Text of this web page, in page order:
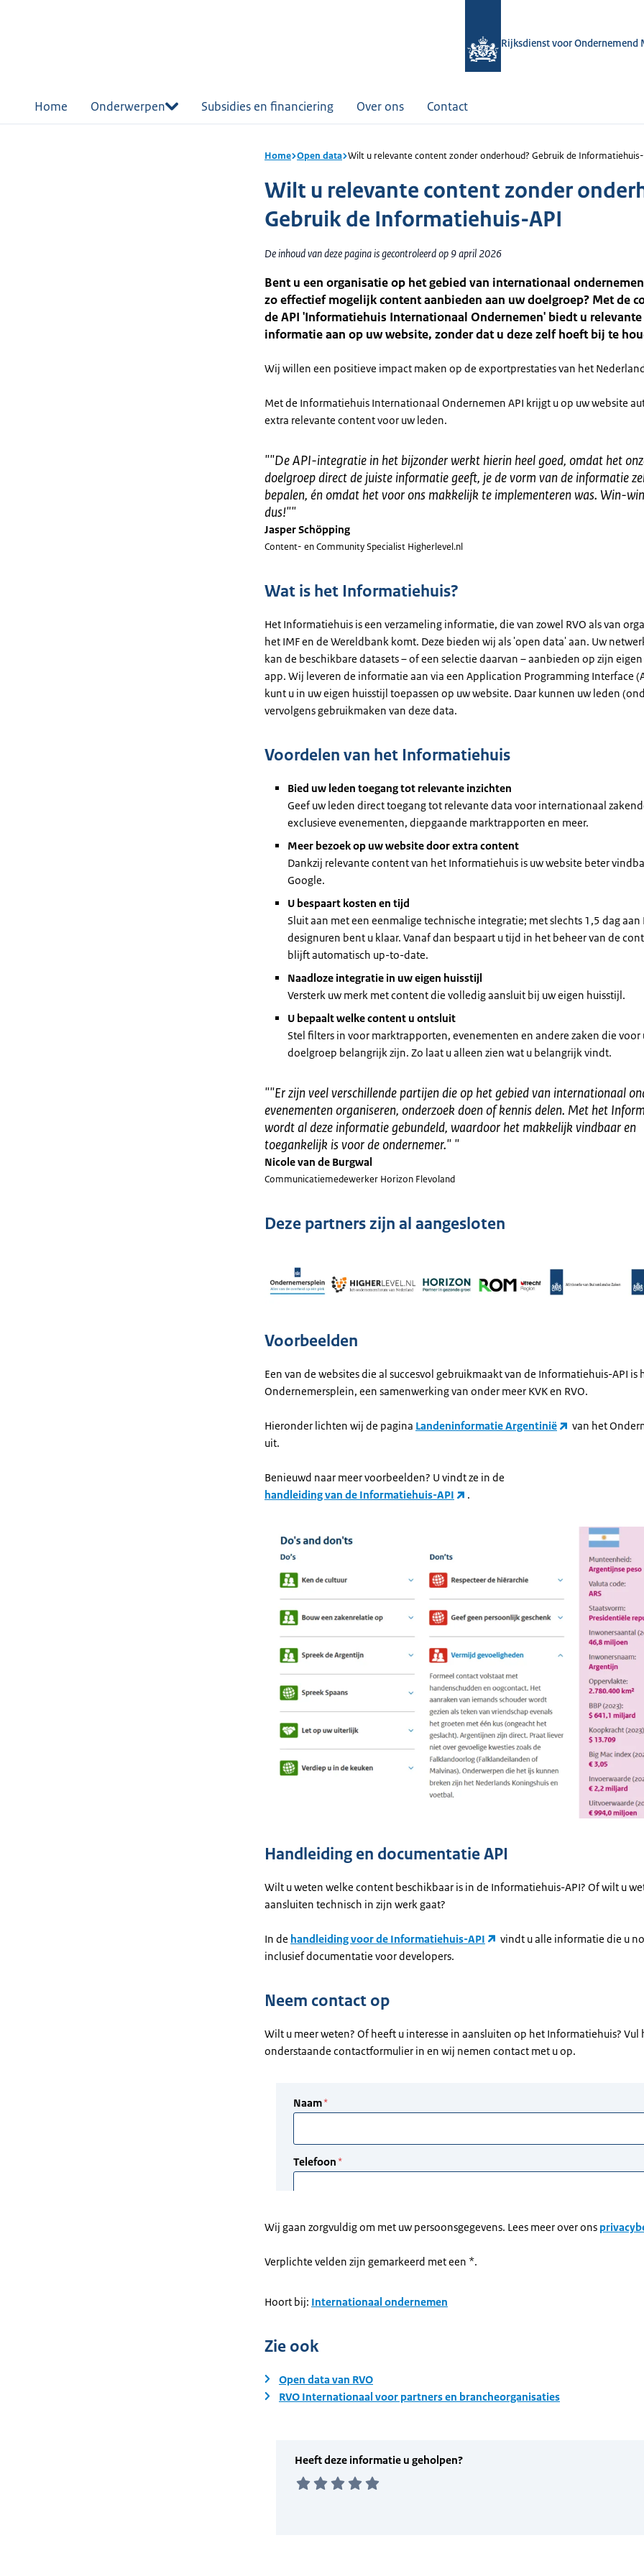
Rijksdienst voor Ondernemend
Home Onderwerpen Subsidies en financiering Over ons Contact
Home Open data Wilt u relevante content zonder onderhoud? Gebruik de
Wilt u relevante content zonder
Gebruik de Informatiehuis-API
De inhoud van deze pagina is gecontroleerd op 9 april 2026
Bent u een organisatie op het gebied van internationaal
zo effectief mogelijk content aanbieden aan uw doelgroep? Met de
de API 'Informatiehuis Internationaal Ondernemen' biedt u relevante
informatie aan op uw website, zonder dat u deze zelf hoeft bij te
Wij willen een positieve impact maken op de exportprestaties van het
Met de Informatiehuis Internationaal Ondernemen API krijgt u op uw website
extra relevante content voor uw leden.
""De API-integratie in het bijzonder werkt hierin heel goed, omdat het
doelgroep direct de juiste informatie geeft, je de vorm van de informatie
bepalen, én omdat het voor ons makkelijk te implementeren was. Win-
dus!""
Jasper Schöpping
Content- en Community Specialist Higherlevel.nl
Wat is het Informatiehuis?
Het Informatiehuis is een verzameling informatie, die van zowel RVO als van
het IMF en de Wereldbank komt. Deze bieden wij als 'open data' aan. Uw
kan de beschikbare datasets – of een selectie daarvan – aanbieden op zijn
app. Wij leveren de informatie aan via een Application Programming Interface
kunt u in uw eigen huisstijl toepassen op uw website. Daar kunnen uw leden
vervolgens gebruikmaken van deze data.
Voordelen van het Informatiehuis
Bied uw leden toegang tot relevante inzichten
Geef uw leden direct toegang tot relevante data voor internationaal
exclusieve evenementen, diepgaande marktrapporten en meer.
Meer bezoek op uw website door extra content
Dankzij relevante content van het Informatiehuis is uw website beter
Google.
U bespaart kosten en tijd
Sluit aan met een eenmalige technische integratie; met slechts 1,5 dag aan
designuren bent u klaar. Vanaf dan bespaart u tijd in het beheer van de
blijft automatisch up-to-date.
Naadloze integratie in uw eigen huisstijl
Versterk uw merk met content die volledig aansluit bij uw eigen huisstijl.
U bepaalt welke content u ontsluit
Stel filters in voor marktrapporten, evenementen en andere zaken die voor
doelgroep belangrijk zijn. Zo laat u alleen zien wat u belangrijk vindt.
""Er zijn veel verschillende partijen die op het gebied van internationaal
evenementen organiseren, onderzoek doen of kennis delen. Met het
wordt al deze informatie gebundeld, waardoor het makkelijk vindbaar en
toegankelijk is voor de ondernemer." "
Nicole van de Burgwal
Communicatiemedewerker Horizon Flevoland
Deze partners zijn al aangesloten
Voorbeelden
Een van de websites die al succesvol gebruikmaakt van de Informatiehuis-API is
Ondernemersplein, een samenwerking van onder meer KVK en RVO.
Hieronder lichten wij de pagina Landeninformatie Argentinië
van het
uit.
Benieuwd naar meer voorbeelden? U vindt ze in de
handleiding van de Informatiehuis-API
.
Handleiding en documentatie API
Wilt u weten welke content beschikbaar is in de Informatiehuis-API? Of wilt u
aansluiten technisch in zijn werk gaat?
In de handleiding voor de Informatiehuis-API
vindt u alle informatie die u
inclusief documentatie voor developers.
Neem contact op
Wilt u meer weten? Of heeft u interesse in aansluiten op het Informatiehuis? Vul
onderstaande contactformulier in en wij nemen contact met u op.
Wij gaan zorgvuldig om met uw persoonsgegevens. Lees meer over ons
Verplichte velden zijn gemarkeerd met een *.
Hoort bij: Internationaal ondernemen
Zie ook
Open data van RVO
RVO Internationaal voor partners en brancheorganisaties